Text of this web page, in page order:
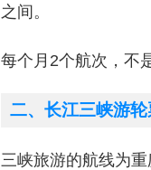
之间。
每个月2个航次，不
二、长江三峡游
三峡旅游的航线为